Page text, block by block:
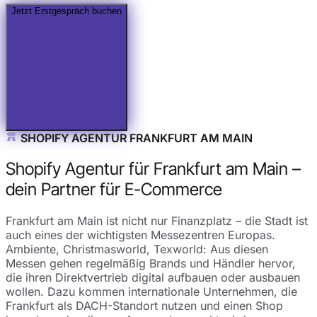
Jetzt Erstgespräch buchen
SHOPIFY AGENTUR FRANKFURT AM MAIN
Shopify Agentur für Frankfurt am Main –
dein Partner für E-Commerce
Frankfurt am Main ist nicht nur Finanzplatz – die Stadt ist
auch eines der wichtigsten Messezentren Europas.
Ambiente, Christmasworld, Texworld: Aus diesen
Messen gehen regelmäßig Brands und Händler hervor,
die ihren Direktvertrieb digital aufbauen oder ausbauen
wollen. Dazu kommen internationale Unternehmen, die
Frankfurt als DACH-Standort nutzen und einen Shop